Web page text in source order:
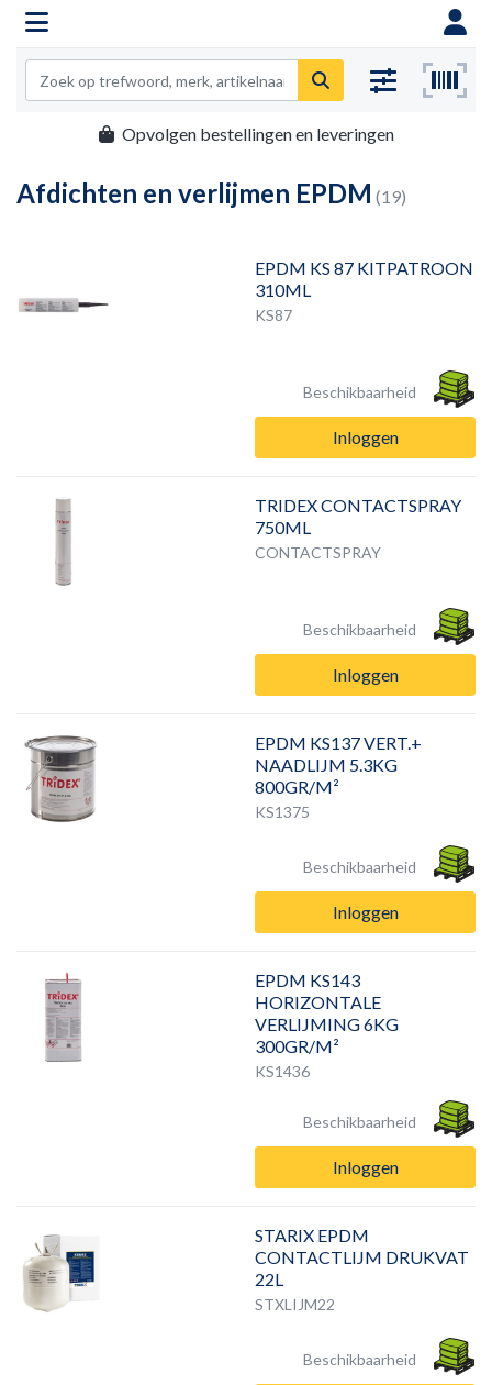
Opvolgen bestellingen en leveringen
Afdichten en verlijmen EPDM (19)
EPDM KS 87 KITPATROON
310ML
KS87
Beschikbaarheid
Inloggen
TRIDEX CONTACTSPRAY
750ML
CONTACTSPRAY
Beschikbaarheid
Inloggen
EPDM KS137 VERT.+
NAADLIJM 5.3KG
800GR/M²
KS1375
Beschikbaarheid
Inloggen
EPDM KS143
HORIZONTALE
VERLIJMING 6KG
300GR/M²
KS1436
Beschikbaarheid
Inloggen
STARIX EPDM
CONTACTLIJM DRUKVAT
22L
STXLIJM22
Beschikbaarheid